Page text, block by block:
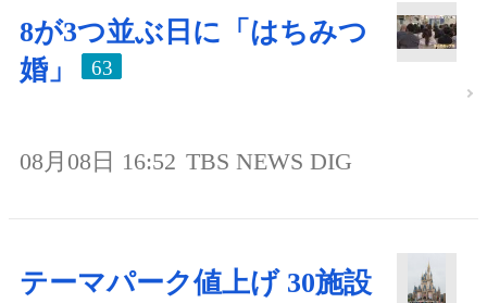
8が3つ並ぶ日に「はちみつ
婚」
63
08月08日 16:52 TBS NEWS DIG
テーマパーク値上げ 30施設